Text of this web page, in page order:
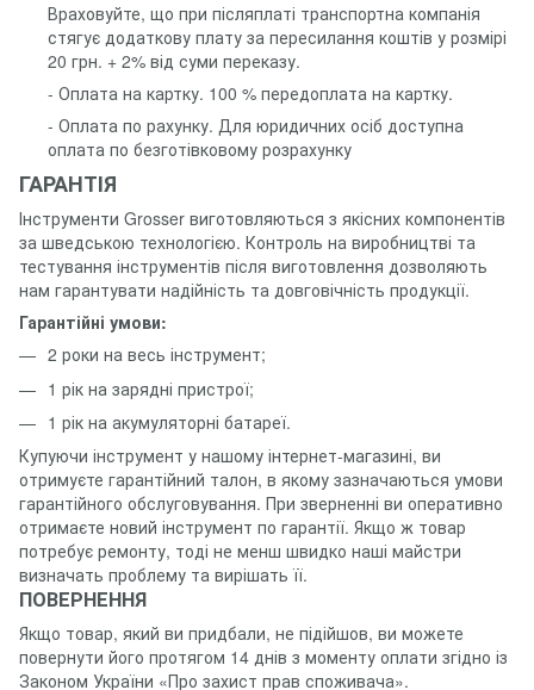
Враховуйте, що при післяплаті транспортна компанія
стягує додаткову плату за пересилання коштів у розмірі
20 грн. + 2% від суми переказу.
- Оплата на картку. 100 % передоплата на картку.
- Оплата по рахунку. Для юридичних осіб доступна
оплата по безготівковому розрахунку
ГАРАНТІЯ
Інструменти Grosser виготовляються з якісних компонентів
за шведською технологією. Контроль на виробництві та
тестування інструментів після виготовлення дозволяють
нам гарантувати надійність та довговічність продукції.
Гарантійні умови:
2 роки на весь інструмент;
1 рік на зарядні пристрої;
1 рік на акумуляторні батареї.
Купуючи інструмент у нашому інтернет-магазині, ви
отримуєте гарантійний талон, в якому зазначаються умови
гарантійного обслуговування. При зверненні ви оперативно
отримаєте новий інструмент по гарантії. Якщо ж товар
потребує ремонту, тоді не менш швидко наші майстри
визначать проблему та вирішать її.
ПОВЕРНЕННЯ
Якщо товар, який ви придбали, не підійшов, ви можете
повернути його протягом 14 днів з моменту оплати згідно із
Законом України «Про захист прав споживача».